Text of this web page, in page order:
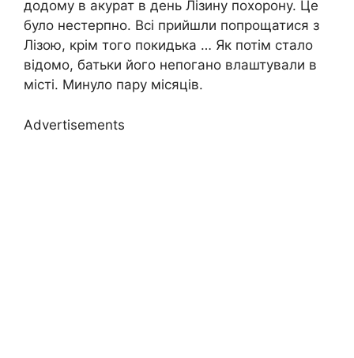
додому в акурат в день Лізину похорону. Це
було нестерпно. Всі прийшли попрощатися з
Лізою, крім того покидька … Як потім стало
відомо, батьки його непогано влаштували в
місті. Минуло пару місяців.
Advertisements